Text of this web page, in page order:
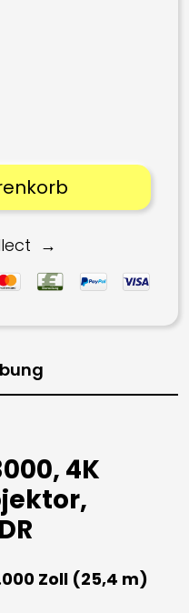
4K
Zoll (25,4 m)